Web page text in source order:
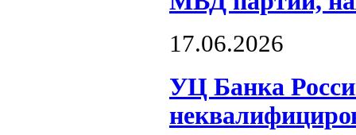
17.06.2026
УЦ Банка